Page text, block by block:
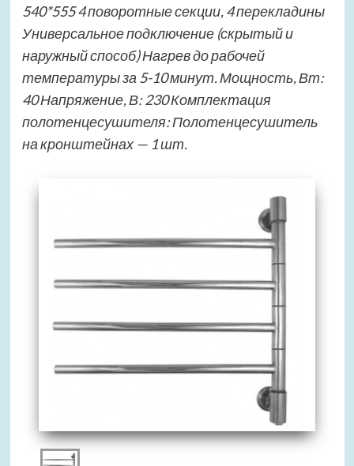
540*555 4 поворотные секции, 4 перекладины
Универсальное подключение (скрытый и
наружный способ) Нагрев до рабочей
температуры за 5-10 минут. Мощность, Вт:
40 Напряжение, В: 230 Комплектация
полотенцесушителя: Полотенцесушитель
на кронштейнах — 1 шт.